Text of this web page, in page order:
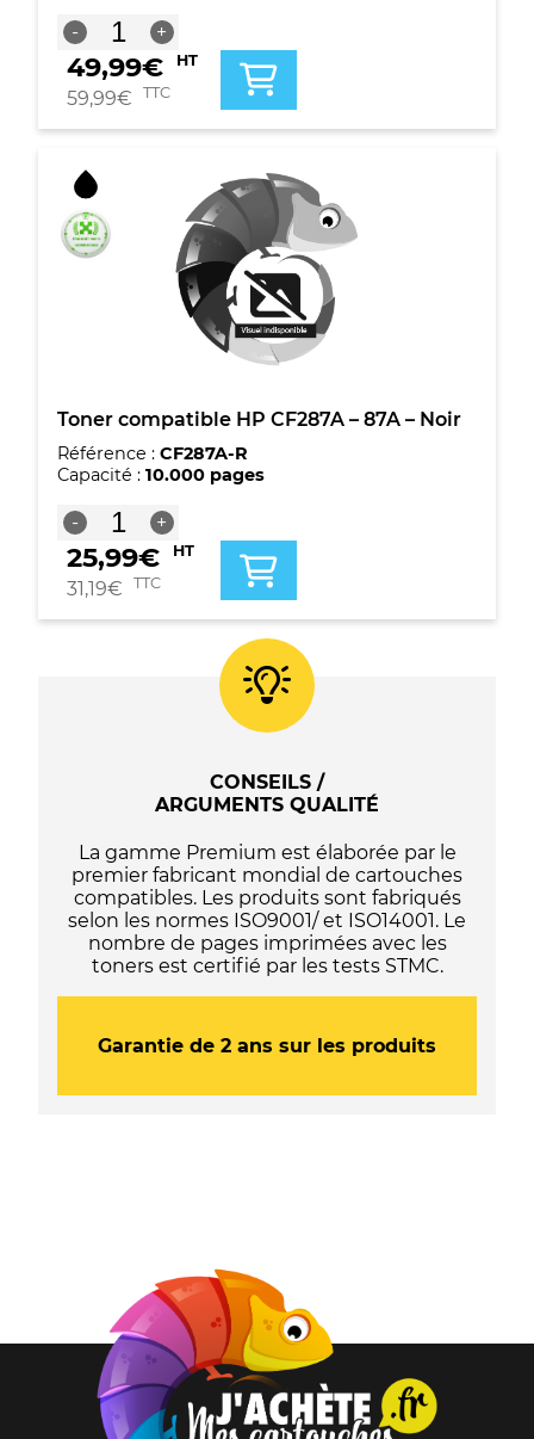
-
quantité
de
Toner
Premium
marque
G&G
HP
CF287A
-
87A
+
49,99€ HT
59,99€ TTC
Toner compatible HP CF287A – 87A – Noir
Référence : CF287A-R
Capacité : 10.000 pages
-
quantité
de
Toner
compatible
CF287A
+
25,99€ HT
31,19€ TTC
CONSEILS /
ARGUMENTS QUALITÉ
La gamme Premium est élaborée par le
premier fabricant mondial de cartouches
compatibles. Les produits sont fabriqués
selon les normes ISO9001/ et ISO14001. Le
nombre de pages imprimées avec les
toners est certifié par les tests STMC.
Garantie de 2 ans sur les produits